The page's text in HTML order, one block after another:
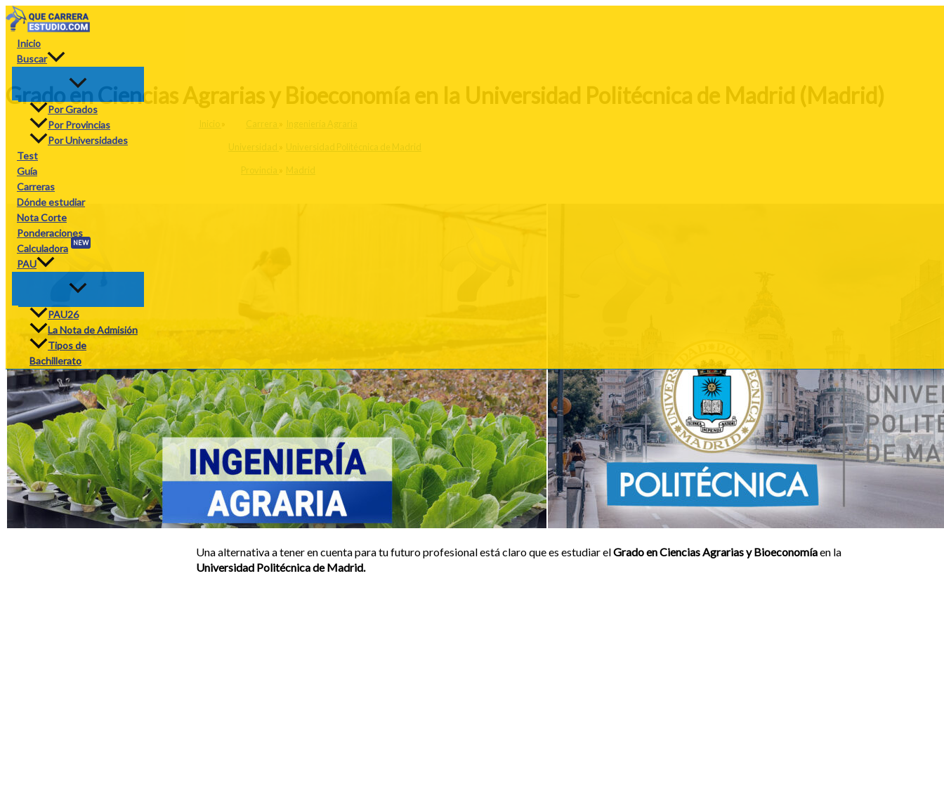
Ir
al
contenido
Inicio
Buscar
Por Grados
Por Provincias
Por Universidades
Test
Guía
Carreras
Dónde estudiar
Nota Corte
Ponderaciones
Calculadora
NEW
PAU
PAU26
La Nota de Admisión
Tipos de
Bachillerato
Grado en Ciencias Agrarias y Bioeconomía en la Universidad Politécnica de Madrid (Madrid)
Inicio Carrera Ingeniería Agraria
Universidad Universidad Politécnica de Madrid
Provincia Madrid
Una alternativa a tener en cuenta para tu futuro profesional está claro que es estudiar elGrado en Ciencias Agrarias y Bioeconomíaen la
Universidad Politécnica de Madrid.